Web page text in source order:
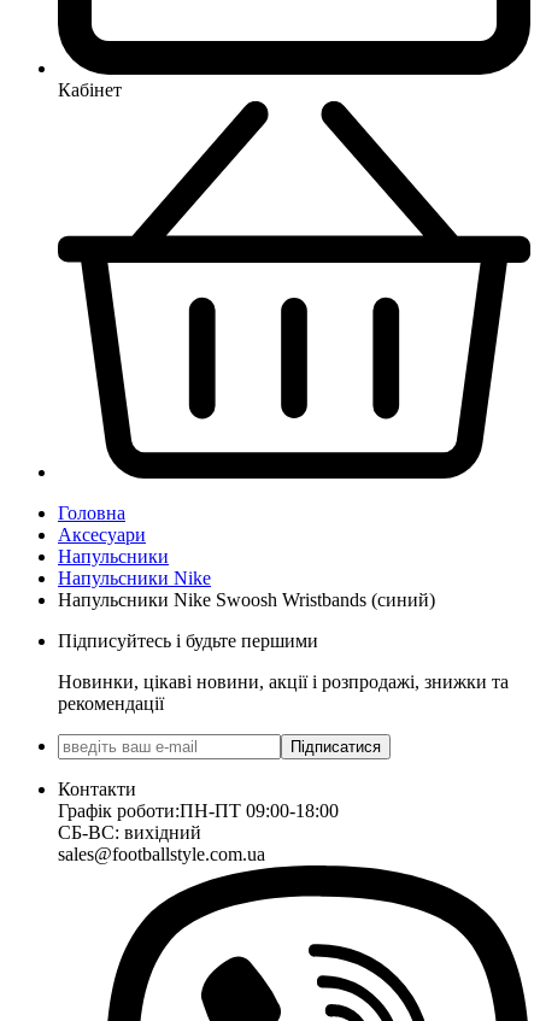
Кабінет
Головна
Аксесуари
Напульсники
Напульсники Nike
Напульсники Nike Swoosh Wristbands (синий)
Підписуйтесь і будьте першими
Новинки, цікаві новини, акції і розпродажі, знижки та
рекомендації
Підписатися
Контакти
Графік роботи:ПН-ПТ 09:00-18:00
СБ-ВС: вихідний
sales@footballstyle.com.ua